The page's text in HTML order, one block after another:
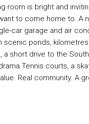
room is bright and
to come home to. A
car garage and air
scenic ponds,
a short drive to the
courts, a
Real community. A